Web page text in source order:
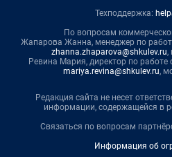
Техподдержка:
По вопросам
Жапарова Жанна, менеджер по
zhanna.zhaparova@shkulev.ru,
Ревина Мария, директор по
mariya.revina@shkulev.ru,
Редакция сайта не несет
информации, содержащейся в
Связаться по вопросам
Информация об